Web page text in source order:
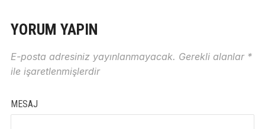
YORUM YAPIN
E-posta adresiniz yayınlanmayacak. Gerekli alanlar *
ile işaretlenmişlerdir
MESAJ